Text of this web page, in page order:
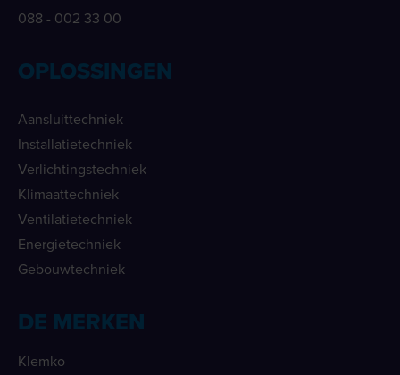
088 - 002 33 00
OPLOSSINGEN
Aansluittechniek
Installatietechniek
Verlichtingstechniek
Klimaattechniek
Ventilatietechniek
Energietechniek
Gebouwtechniek
DE MERKEN
Klemko